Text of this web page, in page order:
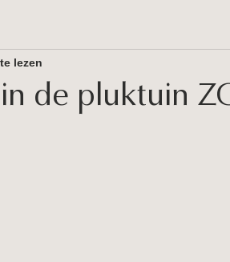
de pluktuin
lezen